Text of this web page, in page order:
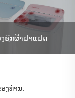
ງຊັກຜ້າຝາແຝດ
ງທ່ານ.